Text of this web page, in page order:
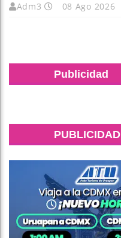
Adm3 08 Ago 2026
Publicidad
PUBLICIDAD